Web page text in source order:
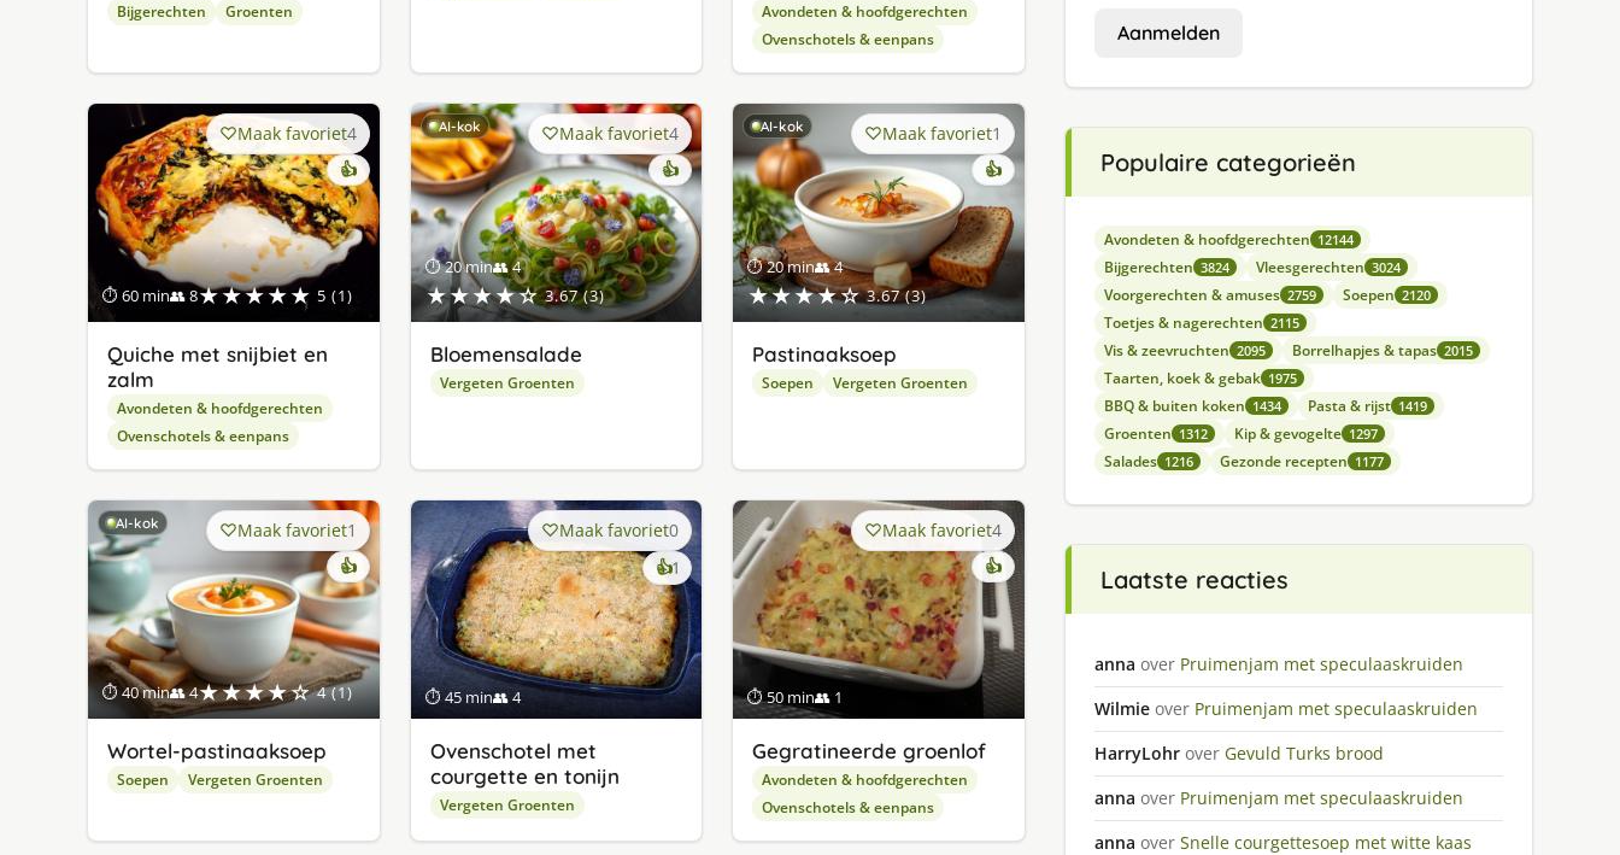
Bijgerechten Groenten
Avondeten & hoofdgerechten
Ovenschotels & eenpans
⏱ 60 min👥 8★★★★★ 5 (1)
Maak favoriet4
👍
Quiche met snijbiet en
zalm
Avondeten & hoofdgerechten
Ovenschotels & eenpans
AI-kok
⏱ 20 min👥 4
★★★★☆ 3.67 (3)
Maak favoriet4
👍
Bloemensalade
Vergeten Groenten
AI-kok
⏱ 20 min👥 4
★★★★☆ 3.67 (3)
Maak favoriet1
👍
Pastinaaksoep
Soepen Vergeten Groenten
AI-kok
⏱ 40 min👥 4★★★★☆ 4 (1)
Maak favoriet1
👍
Wortel-pastinaaksoep
Soepen Vergeten Groenten
⏱ 45 min👥 4
Maak favoriet0
👍1 keer
lekker
gevonden
Ovenschotel met
courgette en tonijn
Vergeten Groenten
⏱ 50 min👥 1
Maak favoriet4
👍
Gegratineerde groenlof
Avondeten & hoofdgerechten
Ovenschotels & eenpans
Aanmelden
Populaire categorieën
Avondeten & hoofdgerechten 12144
Bijgerechten 3824 Vleesgerechten 3024
Voorgerechten & amuses 2759 Soepen 2120
Toetjes & nagerechten 2115
Vis & zeevruchten 2095 Borrelhapjes & tapas 2015
Taarten, koek & gebak 1975
BBQ & buiten koken 1434 Pasta & rijst 1419
Groenten 1312 Kip & gevogelte 1297
Salades 1216 Gezonde recepten 1177
Laatste reacties
anna over Pruimenjam met speculaaskruiden
Wilmie over Pruimenjam met speculaaskruiden
HarryLohr over Gevuld Turks brood
anna over Pruimenjam met speculaaskruiden
anna over Snelle courgettesoep met witte kaas